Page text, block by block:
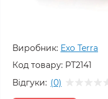
Виробник: Exo Terra
Код товару: PT2141
Відгуки: (0)